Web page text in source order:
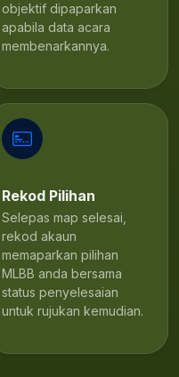
objektif dipaparkan
apabila data acara
membenarkannya.
Rekod Pilihan
Selepas map selesai,
rekod akaun
memaparkan pilihan
MLBB anda bersama
status penyelesaian
untuk rujukan kemudian.